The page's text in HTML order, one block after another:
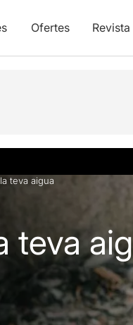
Ofertes Revista
i vídeos Opinions
teva aigua
teva